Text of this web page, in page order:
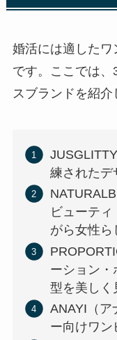
婚活には適したワ
です。ここでは
スブランドを紹介
練されたデ
ビューテ
がら女性ら
ーション・
型を美しく
ANAYI（ア
ー向けワン